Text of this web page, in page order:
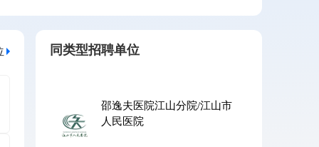
同类型招聘单位
邵逸夫医院江山分院/江山市
人民医院